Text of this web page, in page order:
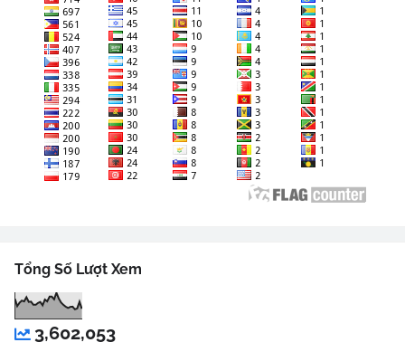
Tổng Số Lượt Xem
3,602,053